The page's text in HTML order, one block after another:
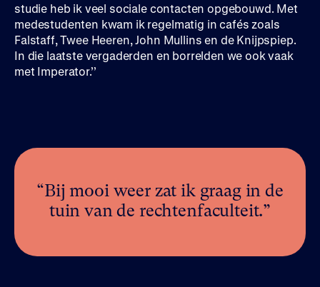
studie heb ik veel sociale contacten opgebouwd. Met
medestudenten kwam ik regelmatig in cafés zoals
Falstaff, Twee Heeren, John Mullins en de Knijpspiep.
In die laatste vergaderden en borrelden we ook vaak
met Imperator.’’
“Bij mooi weer zat ik graag in de
tuin van de rechtenfaculteit.”